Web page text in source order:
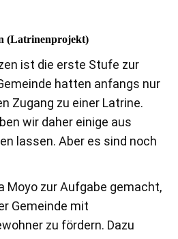
(Latrinenprojekt)
ist die erste Stufe zur
hatten anfangs nur
Zugang zu einer Latrine.
wir daher einige aus
lassen. Aber es sind noch
Moyo zur Aufgabe gemacht,
Gemeinde mit
zu fördern. Dazu